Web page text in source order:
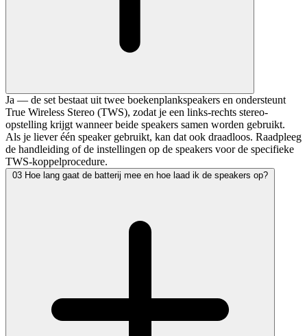
Ja — de set bestaat uit twee boekenplankspeakers en ondersteunt
True Wireless Stereo (TWS), zodat je een links-rechts stereo-
opstelling krijgt wanneer beide speakers samen worden gebruikt.
Als je liever één speaker gebruikt, kan dat ook draadloos. Raadpleeg
de handleiding of de instellingen op de speakers voor de specifieke
TWS-koppelprocedure.
03 Hoe lang gaat de batterij mee en hoe laad ik de speakers op?